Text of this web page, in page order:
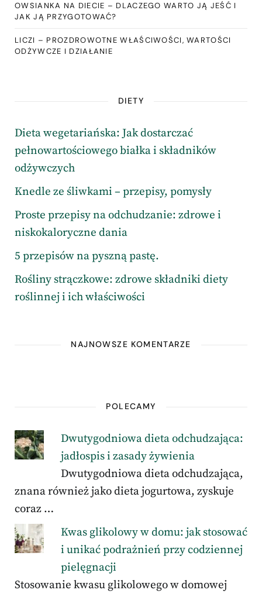
OWSIANKA NA DIECIE – DLACZEGO WARTO JĄ JEŚĆ I
JAK JĄ PRZYGOTOWAĆ?
LICZI – PROZDROWOTNE WŁAŚCIWOŚCI, WARTOŚCI
ODŻYWCZE I DZIAŁANIE
DIETY
Dieta wegetariańska: Jak dostarczać
pełnowartościowego białka i składników
odżywczych
Knedle ze śliwkami – przepisy, pomysły
Proste przepisy na odchudzanie: zdrowe i
niskokaloryczne dania
5 przepisów na pyszną pastę.
Rośliny strączkowe: zdrowe składniki diety
roślinnej i ich właściwości
NAJNOWSZE KOMENTARZE
POLECAMY
Dwutygodniowa dieta odchudzająca:
jadłospis i zasady żywienia
Dwutygodniowa dieta odchudzająca,
znana również jako dieta jogurtowa, zyskuje
coraz …
Kwas glikolowy w domu: jak stosować
i unikać podrażnień przy codziennej
pielęgnacji
Stosowanie kwasu glikolowego w domowej